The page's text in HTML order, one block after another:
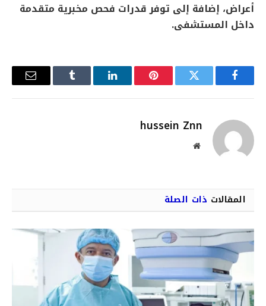
أعراض، إضافة إلى توفر قدرات فحص مخبرية متقدمة
داخل المستشفى.
فيسبوك تويتر بينتيريستلينكدإن Tumblr
البريد
hussein Znn
موقع
المقالات ذات الصلة